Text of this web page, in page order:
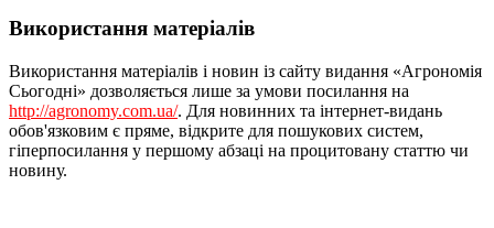
Використання матеріалів
Використання матеріалів і новин із сайту видання «Агрономія
Сьогодні» дозволяється лише за умови посилання на
http://agronomy.com.ua/. Для новинних та інтернет-видань
обов'язковим є пряме, відкрите для пошукових систем,
гіперпосилання у першому абзаці на процитовану статтю чи
новину.